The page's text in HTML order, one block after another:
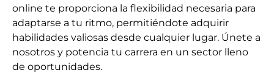
online te proporciona la flexibilidad necesaria para
adaptarse a tu ritmo, permitiéndote adquirir
habilidades valiosas desde cualquier lugar. Únete a
nosotros y potencia tu carrera en un sector lleno
de oportunidades.